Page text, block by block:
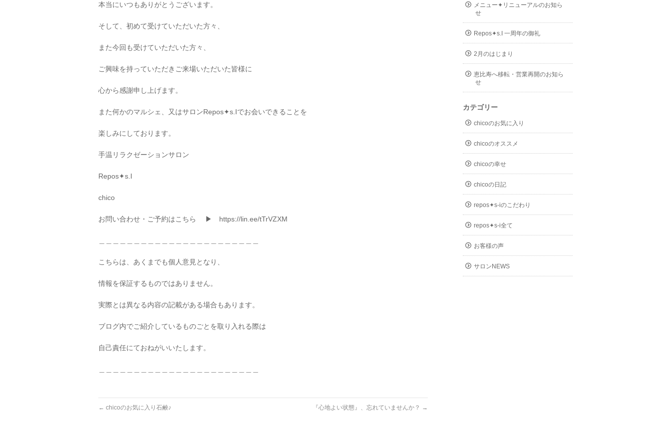
本当にいつもありがとうございます。
そして、初めて受けていただいた方々、
また今回も受けていただいた方々、
ご興味を持っていただきご来場いただいた皆様に
心から感謝申し上げます。
また何かのマルシェ、又はサロンRepos✦s.Iでお会いできることを
楽しみにしております。
手温リラクゼーションサロン
Repos✦s.I
chico
お問い合わせ・ご予約はこちら ▶ https://lin.ee/tTrVZXM
こちらは、あくまでも個人意見となり、
情報を保証するものではありません。
実際とは異なる内容の記載がある場合もあります。
ブログ内でご紹介しているものごとを取り入れる際は
自己責任にておねがいいたします。
← chicoのお気に入り石鹸♪ 『心地よい状態』、忘れていませんか？ →
メニュー✦リニューアルのお知ら
せ
Repos✦s.I 一周年の御礼
2月のはじまり
恵比寿へ移転・営業再開のお知ら
せ
カテゴリー
chicoのお気に入り
chicoのオススメ
chicoの幸せ
chicoの日記
repos✦s-iのこだわり
repos✦s-i全て
お客様の声
サロンNEWS